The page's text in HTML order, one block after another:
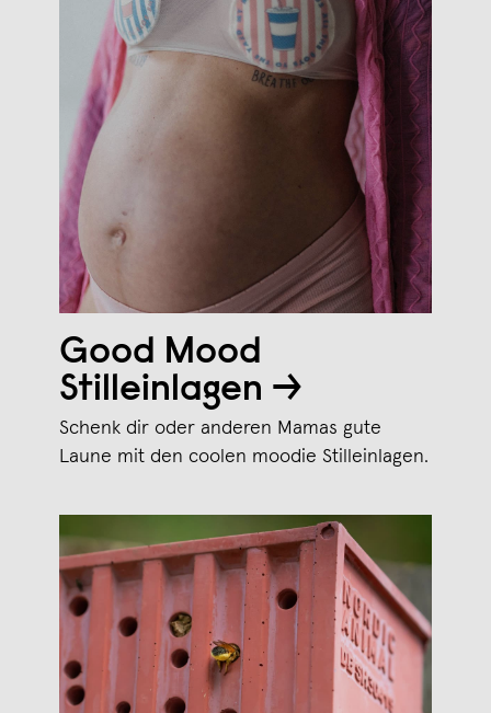
Good Mood
Stilleinlagen →
Schenk dir oder anderen Mamas gute
Laune mit den coolen moodie Stilleinlagen.